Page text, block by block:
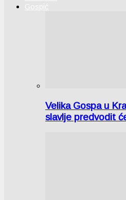
Gospić
Velika Gospa u
slavlje predvodit